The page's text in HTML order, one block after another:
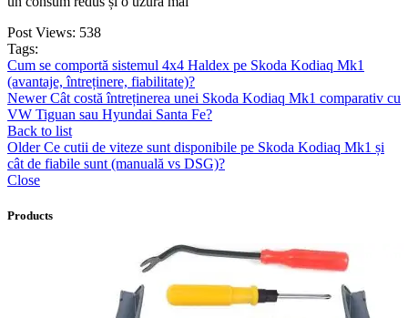
Post Views: 538
Tags:
Cum se comportă sistemul 4x4 Haldex pe Skoda Kodiaq Mk1
(avantaje, întreținere, fiabilitate)?
Newer Cât costă întreținerea unei Skoda Kodiaq Mk1 comparativ cu
VW Tiguan sau Hyundai Santa Fe?
Back to list
Older Ce cutii de viteze sunt disponibile pe Skoda Kodiaq Mk1 și
cât de fiabile sunt (manuală vs DSG)?
Close
Products